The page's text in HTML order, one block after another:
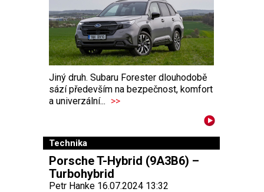
Jiný druh. Subaru Forester dlouhodobě
sází především na bezpečnost, komfort
a univerzální... >>
Technika
Porsche T-Hybrid (9A3B6) –
Turbohybrid
Petr Hanke 16.07.2024 13:32